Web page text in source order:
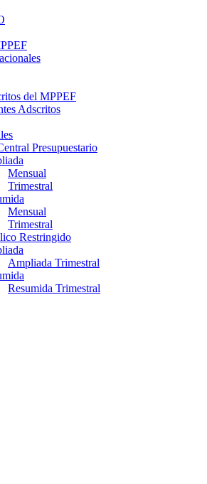
del MPPEF
Adscritos
Presupuestario
Mensual
Trimestral
Mensual
Trimestral
Restringido
Ampliada Trimestral
Resumida Trimestral